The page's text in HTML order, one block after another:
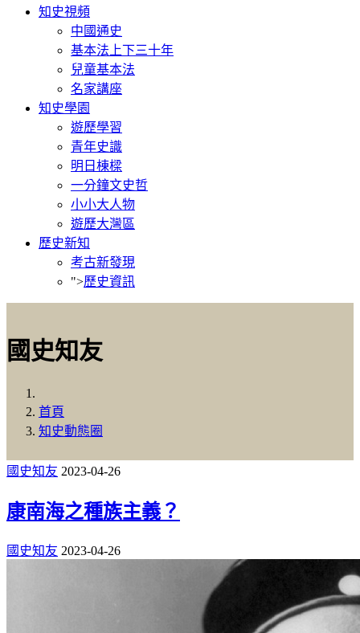
知史視頻
中國通史
基本法上下三十年
兒童基本法
名家講座
知史學園
遊歷學習
青年史識
明日棟樑
一分鐘文史哲
小小大人物
遊歷大灣區
歷史新知
考古新發現
">歷史資訊
國史知友
首頁
知史動態圈
國史知友 2023-04-26
康南海之種族主義？
國史知友 2023-04-26